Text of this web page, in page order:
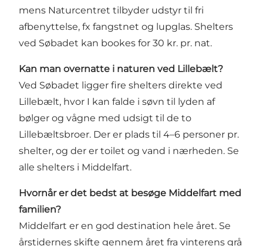
mens Naturcentret tilbyder udstyr til fri
afbenyttelse, fx fangstnet og lupglas. Shelters
ved Søbadet kan bookes for 30 kr. pr. nat.
Kan man overnatte i naturen ved Lillebælt?
Ved Søbadet ligger fire shelters direkte ved
Lillebælt, hvor I kan falde i søvn til lyden af
bølger og vågne med udsigt til de to
Lillebæltsbroer. Der er plads til 4–6 personer pr.
shelter, og der er toilet og vand i nærheden. Se
alle shelters i Middelfart.
Hvornår er det bedst at besøge Middelfart med
familien?
Middelfart er en god destination hele året. Se
årstidernes skifte gennem året fra vinterens grå